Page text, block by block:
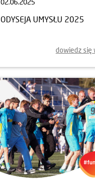
ODYSEJA UMYSŁU 2025
dowiedz się